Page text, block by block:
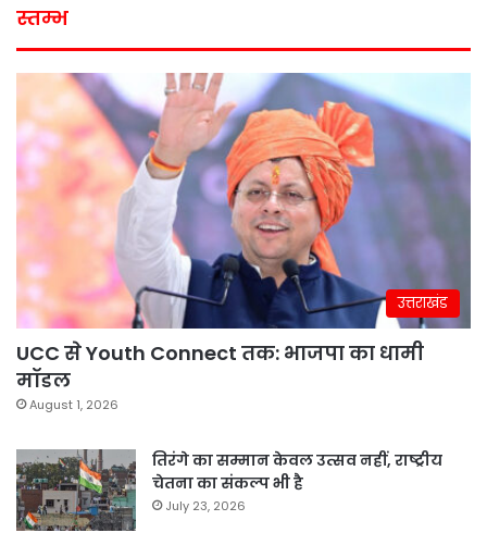
स्तम्भ
उत्तराखंड
UCC से Youth Connect तक: भाजपा का धामी
मॉडल
August 1, 2026
तिरंगे का सम्मान केवल उत्सव नहीं, राष्ट्रीय
चेतना का संकल्प भी है
July 23, 2026